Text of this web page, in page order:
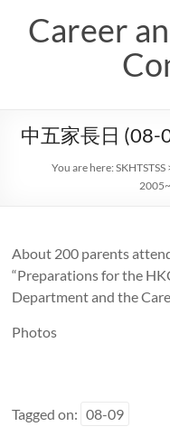
contentCareer
中五家長日 (08-
You are here:SKHTSTSS
About 200 parents
“Preparations for the
Department and the
Photos
Tagged on: 08-09